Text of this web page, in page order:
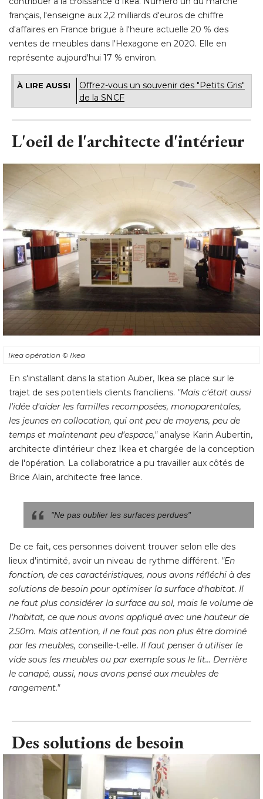
français, l'enseigne aux 2,2 milliards d'euros de chiffre
d'affaires en France brigue à l'heure actuelle 20 % des
ventes de meubles dans l'Hexagone en 2020. Elle en
représente aujourd'hui 17 % environ.
À LIRE AUSSI
Offrez-vous un souvenir des "Petits Gris"
de la SNCF
L'oeil de l'architecte d'intérieur
Ikea opération © Ikea
En s'installant dans la station Auber, Ikea se place sur le
trajet de ses potentiels clients franciliens. "Mais c'était aussi
l'idée d'aider les familles recomposées, monoparentales,
les jeunes en collocation, qui ont peu de moyens, peu de
temps et maintenant peu d'espace," analyse Karin Aubertin,
architecte d'intérieur chez Ikea et chargée de la conception
de l'opération. La collaboratrice a pu travailler aux côtés de
Brice Alain, architecte free lance.
"Ne pas oublier les surfaces perdues"
De ce fait, ces personnes doivent trouver selon elle des
lieux d'intimité, avoir un niveau de rythme différent. "En
fonction, de ces caractéristiques, nous avons réfléchi à des
solutions de besoin pour optimiser la surface d'habitat. Il
ne faut plus considérer la surface au sol, mais le volume de
l'habitat, ce que nous avons appliqué avec une hauteur de
2.50m. Mais attention, il ne faut pas non plus être dominé
par les meubles, conseille-t-elle. Il faut penser à utiliser le
vide sous les meubles ou par exemple sous le lit... Derrière
le canapé, aussi, nous avons pensé aux meubles de
rangement."
Des solutions de besoin